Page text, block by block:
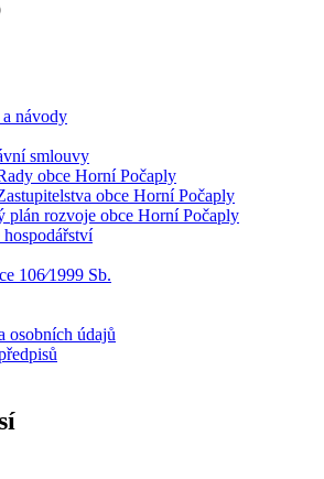
návody
smlouvy
obce Horní Počaply
obce Horní Počaply
plán rozvoje obce Horní Počaply
106⁄1999 Sb.
osobních údajů